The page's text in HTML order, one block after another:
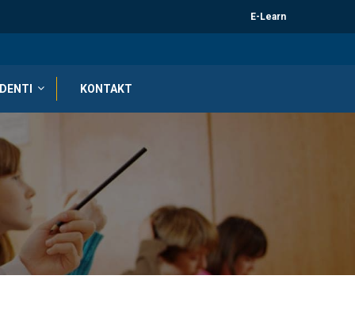
E-Learn
KONTAKT